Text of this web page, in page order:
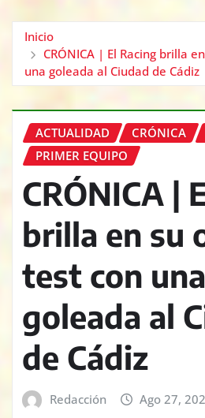
Inicio
CRÓNICA | El Racing brilla
una goleada al Ciudad de Cádiz
ACTUALIDAD CRÓNICA
PRIMER EQUIPO
CRÓNICA |
brilla en su
test con una
goleada al
de Cádiz
Redacción Ago 27,